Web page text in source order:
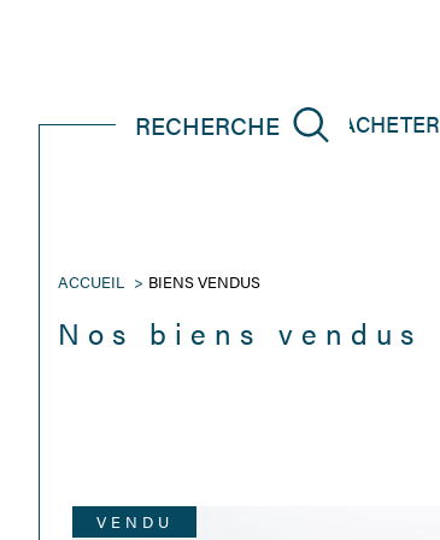
ACCUEIL ACHETER
RECHERCHE
ACCUEIL BIENS VENDUS
Nos biens vendus
VENDU